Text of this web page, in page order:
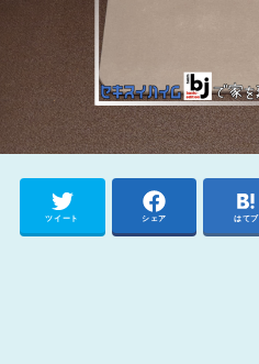
ツイート シェア はてブ